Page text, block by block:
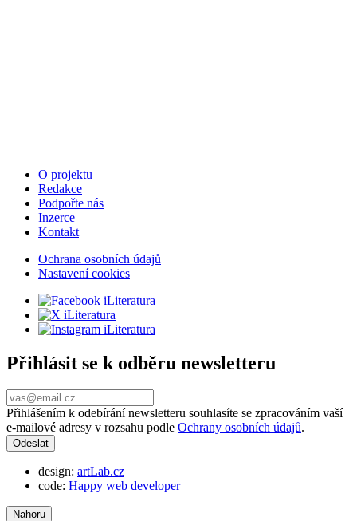
O projektu
Redakce
Podpořte nás
Inzerce
Kontakt
Ochrana osobních údajů
Nastavení cookies
Přihlásit se k odběru newsletteru
Přihlášením k odebírání newsletteru souhlasíte se zpracováním vaší
e-mailové adresy v rozsahu podle Ochrany osobních údajů.
design: artLab.cz
code: Happy web developer
Nahoru